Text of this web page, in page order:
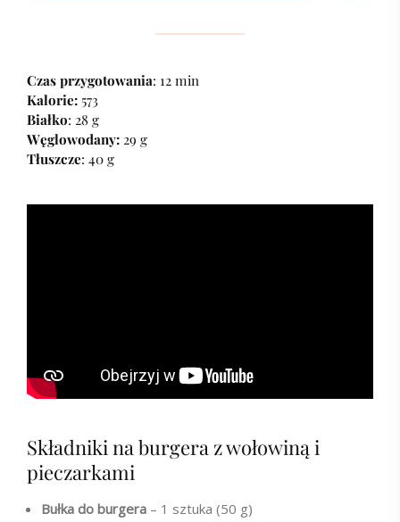
Czas przygotowania: 12 min
Kalorie: 573
Białko: 28 g
Węglowodany: 29 g
Tłuszcze: 40 g
Składniki na burgera z wołowiną i
pieczarkami
Bułka do burgera – 1 sztuka (50 g)